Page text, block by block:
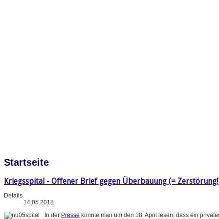
Startseite
Kriegsspital - Offener Brief gegen Überbauung (=
Details
14.05.2018
In der Presse konnte man um den 18. April lesen, dass ein